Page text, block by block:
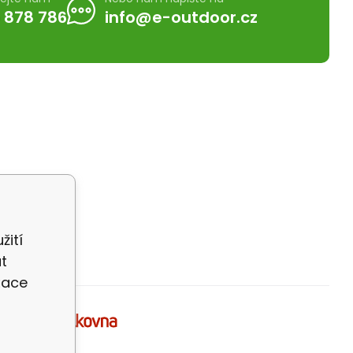
878 786 info@e-outdoor.cz